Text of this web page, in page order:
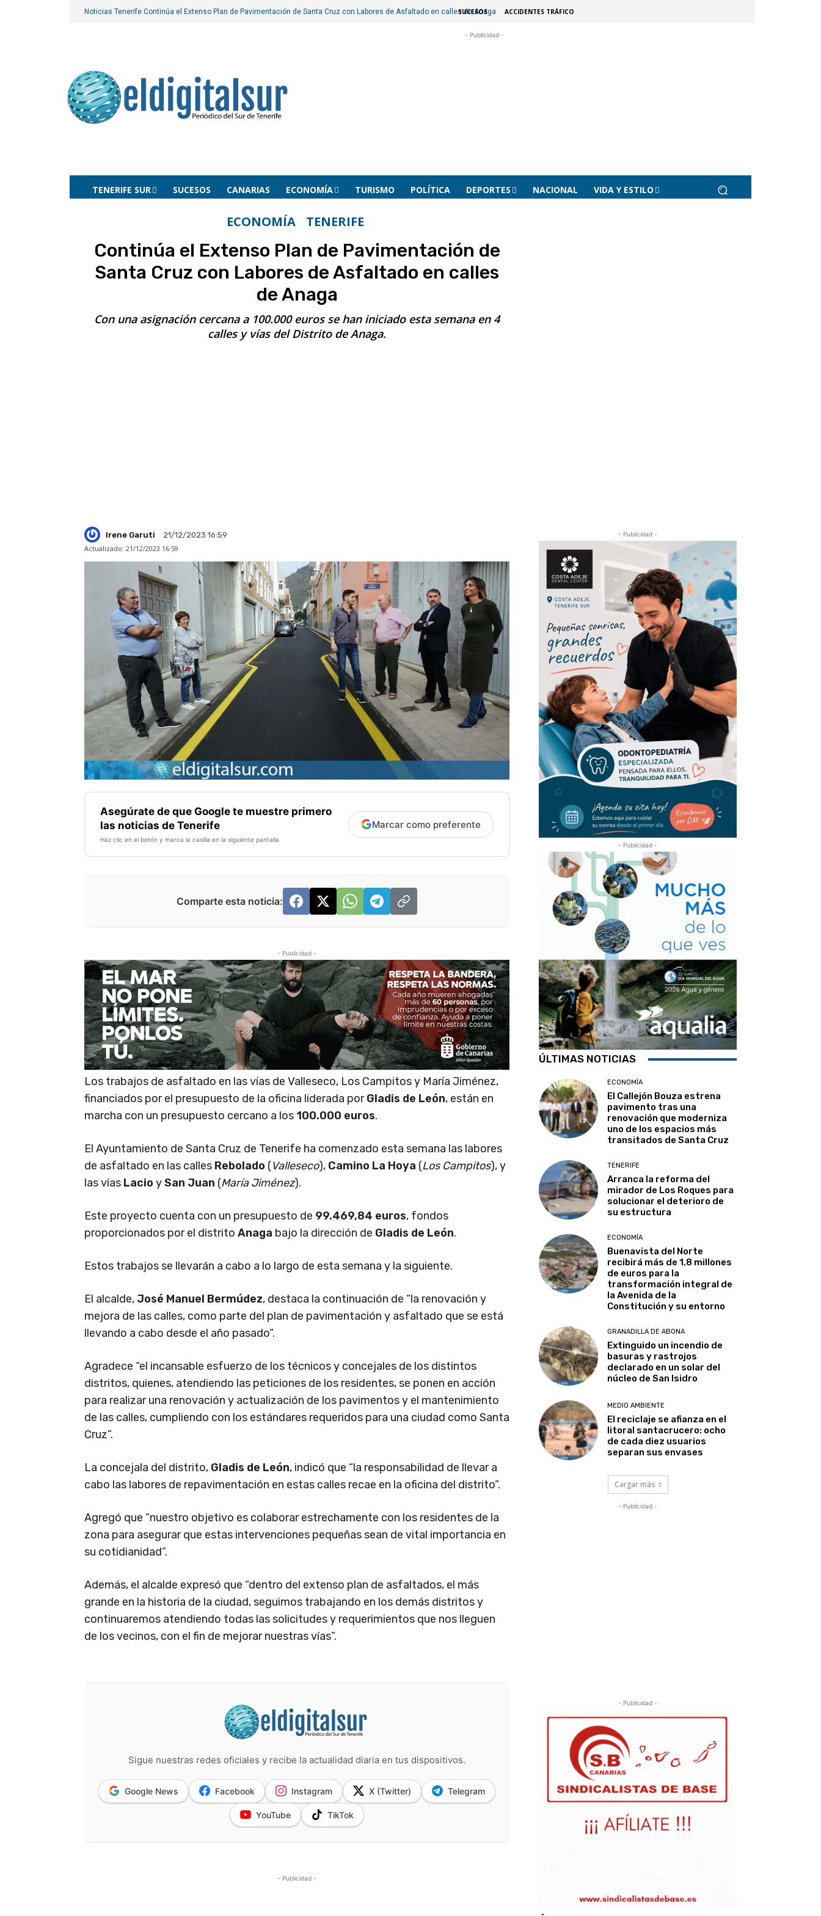
Noticias Tenerife Continúa el Extenso Plan de Pavimentación de Santa Cruz con Labores de Asfaltado en calles de Anaga
SUCESOS ACCIDENTES TRÁFICO
- Publicidad -
TENERIFE SUR SUCESOS CANARIAS ECONOMÍA TURISMO POLÍTICA DEPORTES NACIONAL VIDA Y ESTILO
ECONOMÍA TENERIFE
Continúa el Extenso Plan de Pavimentación de
Santa Cruz con Labores de Asfaltado en calles
de Anaga
Con una asignación cercana a 100.000 euros se han iniciado esta semana en 4
calles y vías del Distrito de Anaga.
Irene Garuti
21/12/2023 16:59
Actualizado: 21/12/2023 16:59
Asegúrate de que Google te muestre primero
las noticias de Tenerife
Haz clic en el botón y marca la casilla en la siguiente pantalla
Marcar como preferente
Comparte esta noticia:
- Publicidad -
Los trabajos de asfaltado en las vías de Valleseco, Los Campitos y María Jiménez,
financiados por el presupuesto de la oficina liderada porGladis de León, están en
marcha con un presupuesto cercano a los 100.000 euros.
El Ayuntamiento de Santa Cruz de Tenerife ha comenzado esta semana las labores
de asfaltado en las calles Rebolado (Valleseco), Camino La Hoya (Los Campitos), y
las vías Lacio ySan Juan (María Jiménez).
Este proyecto cuenta con un presupuesto de 99.469,84 euros, fondos
proporcionados por el distrito Anaga bajo la dirección de Gladis de León.
Estos trabajos se llevarán a cabo a lo largo de esta semana y la siguiente.
El alcalde, José Manuel Bermúdez, destaca la continuación de “la renovación y
mejora de las calles, como parte del plan de pavimentación y asfaltado que se está
llevando a cabo desde el año pasado”.
Agradece “el incansable esfuerzo de los técnicos y concejales de los distintos
distritos, quienes, atendiendo las peticiones de los residentes, se ponen en acción
para realizar una renovación y actualización de los pavimentos y el mantenimiento
de las calles, cumpliendo con los estándares requeridos para una ciudad como Santa
Cruz”.
La concejala del distrito, Gladis de León, indicó que “la responsabilidad de llevar a
cabo las labores de repavimentación en estas calles recae en la oficina del distrito”.
Agregó que “nuestro objetivo es colaborar estrechamente con los residentes de la
zona para asegurar que estas intervenciones pequeñas sean de vital importancia en
su cotidianidad”.
Además, el alcalde expresó que “dentro del extenso plan de asfaltados, el más
grande en la historia de la ciudad, seguimos trabajando en los demás distritos y
continuaremos atendiendo todas las solicitudes y requerimientos que nos lleguen
de los vecinos, con el fin de mejorar nuestras vías”.
Sigue nuestras redes oficiales y recibe la actualidad diaria en tus dispositivos.
Google News Facebook Instagram X (Twitter) Telegram
YouTube TikTok
- Publicidad -
- Publicidad -
- Publicidad -
ÚLTIMAS NOTICIAS
ECONOMÍA
El Callejón Bouza estrena
pavimento tras una
renovación que moderniza
uno de los espacios más
transitados de Santa Cruz
TENERIFE
Arranca la reforma del
mirador de Los Roques para
solucionar el deterioro de
su estructura
ECONOMÍA
Buenavista del Norte
recibirá más de 1,8 millones
de euros para la
transformación integral de
la Avenida de la
Constitución y su entorno
GRANADILLA DE ABONA
Extinguido un incendio de
basuras y rastrojos
declarado en un solar del
núcleo de San Isidro
MEDIO AMBIENTE
El reciclaje se afianza en el
litoral santacrucero: ocho
de cada diez usuarios
separan sus envases
Cargar más
- Publicidad -
- Publicidad -